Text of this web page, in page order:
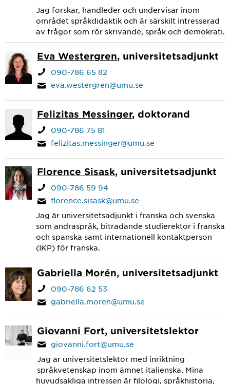
Jag forskar, handleder och undervisar inom
området språkdidaktik och är särskilt intresserad
av frågor som rör skrivande, språk och demokrati.
Eva Westergren, universitetsadjunkt
090-786 65 82
eva.westergren@umu.se
Felizitas Messinger, doktorand
090-786 75 81
felizitas.messinger@umu.se
Florence Sisask, universitetsadjunkt
090-786 59 94
florence.sisask@umu.se
Jag är universitetsadjunkt i franska och svenska
som andraspråk, biträdande studierektor i franska
och spanska samt internationell kontaktperson
(IKP) för franska.
Gabriella Morén, universitetsadjunkt
090-786 62 53
gabriella.moren@umu.se
Giovanni Fort, universitetslektor
giovanni.fort@umu.se
Jag är universitetslektor med inriktning
språkvetenskap inom ämnet italienska. Mina
huvudsakliga intressen är filologi, språkhistoria,